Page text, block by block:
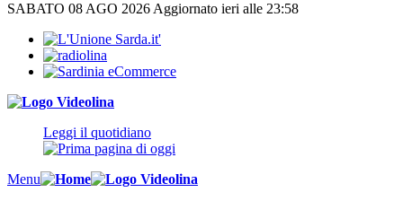
SABATO 08 AGO 2026 Aggiornato ieri alle 23:58
Leggi il quotidiano
Menu